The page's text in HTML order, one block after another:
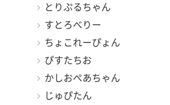
とりぷるちゃん
すとろべりー
ちょこれーぴょん
ぴすたちお
かしおぺあちゃん
じゅぴたん